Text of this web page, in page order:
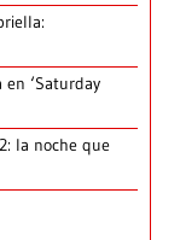
en ‘Saturday
la noche que